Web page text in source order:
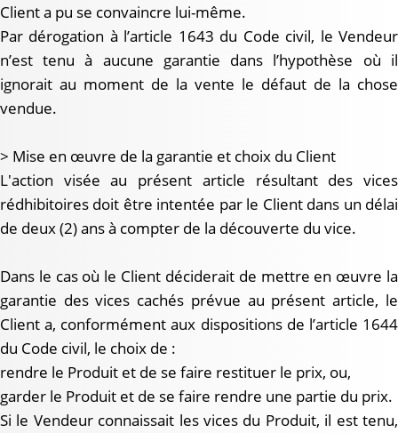
Client a pu se convaincre lui-même.
Par dérogation à l’article 1643 du Code civil, le Vendeur
n’est tenu à aucune garantie dans l’hypothèse où il
ignorait au moment de la vente le défaut de la chose
vendue.
> Mise en œuvre de la garantie et choix du Client
L'action visée au présent article résultant des vices
rédhibitoires doit être intentée par le Client dans un délai
de deux (2) ans à compter de la découverte du vice.
Dans le cas où le Client déciderait de mettre en œuvre la
garantie des vices cachés prévue au présent article, le
Client a, conformément aux dispositions de l’article 1644
du Code civil, le choix de :
rendre le Produit et de se faire restituer le prix, ou,
garder le Produit et de se faire rendre une partie du prix.
Si le Vendeur connaissait les vices du Produit, il est tenu,